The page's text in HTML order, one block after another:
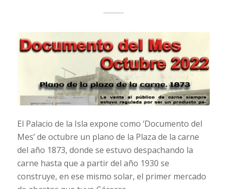
El Palacio de la Isla expone como ‘Documento del
Mes’ de octubre un plano de la Plaza de la carne
del año 1873, donde se estuvo despachando la
carne hasta que a partir del año 1930 se
construye, en ese mismo solar, el primer mercado